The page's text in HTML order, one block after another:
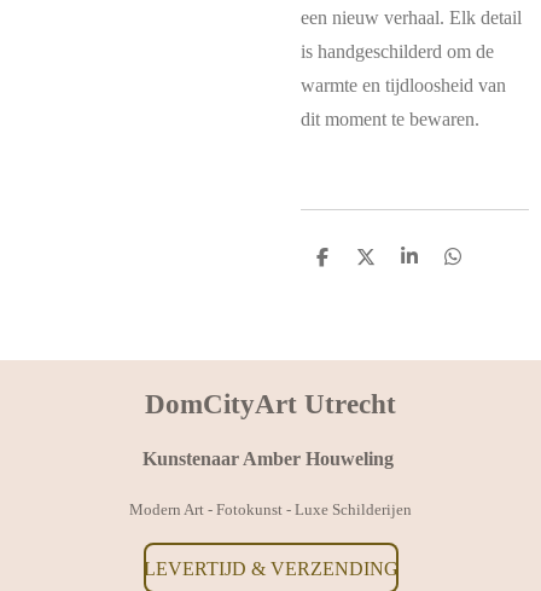
een nieuw verhaal. Elk detail
is handgeschilderd om de
warmte en tijdloosheid van
dit moment te bewaren.
D
D
S
D
DomCityArt Utrecht
Kunstenaar Amber Houweling
Modern Art - Fotokunst - Luxe Schilderijen
LEVERTIJD & VERZENDING